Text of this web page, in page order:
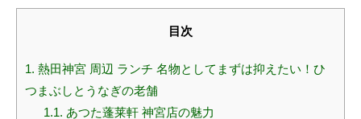
目次
1. 熱田神宮 周辺 ランチ 名物としてまずは抑えたい！ひ
つまぶしとうなぎの老舗
1.1. あつた蓬莱軒 神宮店の魅力